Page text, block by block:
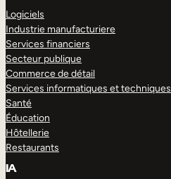
Logiciels
Industrie manufacturiere
Services financiers
Secteur publique
Commerce de détail
Services informatiques et techniques
Santé
Éducation
Hôtellerie
Restaurants
IA